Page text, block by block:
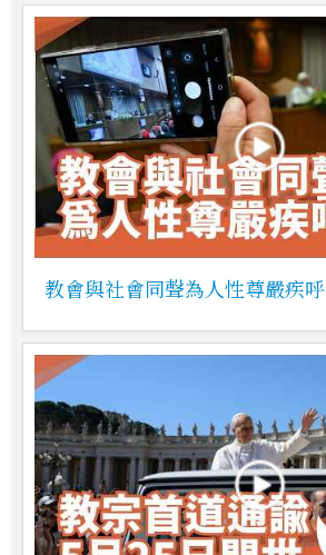
教會與社會同聲為人性尊嚴疾呼